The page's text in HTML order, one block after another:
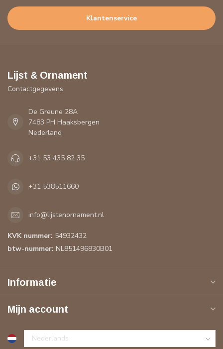
Klantenservice
Lijst & Ornament
Contactgegevens
De Greune 28A
7483 PH Haaksbergen
Nederland
+31 53 435 82 35
+31 538511660
info@lijstenornament.nl
KVK nummer: 54932432
btw-nummer: NL851496830B01
Informatie
Mijn account